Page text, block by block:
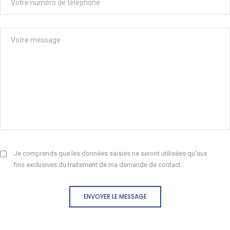
Je comprends que les données saisies ne seront utilisées qu'aux
fins exclusives du traitement de ma demande de contact.
ENVOYER LE MESSAGE